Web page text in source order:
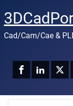
Cad/Cam/Cae &